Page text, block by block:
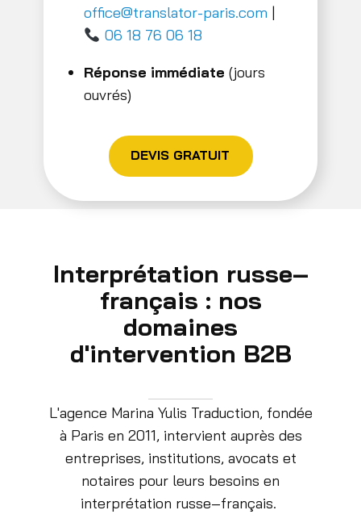
office@translator-paris.com |
06 18 76 06 18
Réponse immédiate (jours
ouvrés)
DEVIS GRATUIT
Interprétation russe–
français : nos
domaines
d'intervention B2B
L'agence Marina Yulis Traduction, fondée
à Paris en 2011, intervient auprès des
entreprises, institutions, avocats et
notaires pour leurs besoins en
interprétation russe–français.